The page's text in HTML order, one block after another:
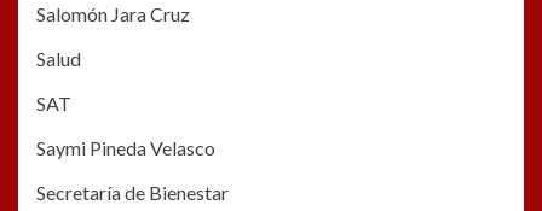
Salomón Jara Cruz
Salud
SAT
Saymi Pineda Velasco
Secretaría de Bienestar